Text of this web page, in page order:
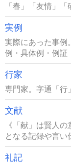
「春」「友情」
実例
実際にあった事例
例・具体例・例証
行家
専門家。字通「行
文献
《「献」は賢人
となる記録や言い
礼記